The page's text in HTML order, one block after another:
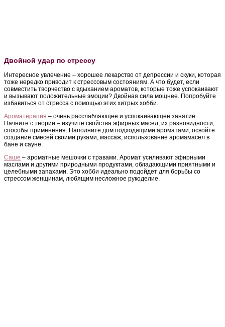
Двойной удар по стрессу
Интересное увлечение – хорошее лекарство от депрессии и скуки, которая
тоже нередко приводит к стрессовым состояниям. А что будет, если
совместить творчество с вдыханием ароматов, которые тоже успокаивают
и вызывают положительные эмоции? Двойная сила мощнее. Попробуйте
избавиться от стресса с помощью этих хитрых хобби.
Ароматерапия – очень расслабляющее и успокаивающее занятие.
Начните с теории – изучите свойства эфирных масел, их разновидности,
способы применения. Наполните дом подходящими ароматами, освойте
создание смесей своими руками, массаж, использование аромамасел в
бане и сауне.
Саше – ароматные мешочки с травами. Аромат усиливают эфирными
маслами и другими природными продуктами, обладающими приятными и
целебными запахами. Это хобби идеально подойдет для борьбы со
стрессом женщинам, любящим несложное рукоделие.